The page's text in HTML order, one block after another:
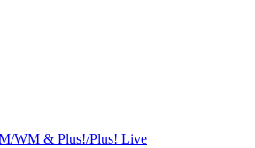
WM & Plus!/Plus! Live